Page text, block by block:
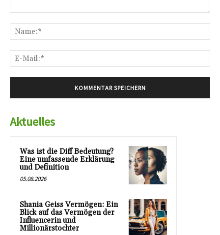
Aktuelles
Was ist die Diff Bedeutung?
Eine umfassende Erklärung
und Definition
05.08.2026
Shania Geiss Vermögen: Ein
Blick auf das Vermögen der
Influencerin und
Millionärstochter